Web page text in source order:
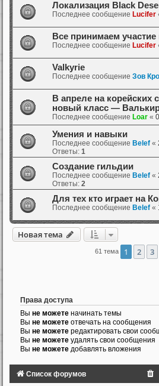
Локализация Black
Последнее сообщение Lucifer
Все принимаем
Последнее сообщение Lucifer
Valkyrie
Последнее сообщение Зов
В апреле на корейских
новый класс —
Последнее сообщение Loar «
Умения и навыки
Последнее сообщение Belef «
Ответы: 1
Создание гильдии
Последнее сообщение Belef «
Ответы: 2
Для тех кто играет на
Последнее сообщение Belef «
Новая тема
61 тема 1 2 3
Права доступа
Вы не можете начинать темы
Вы не можете отвечать на сообщения
Вы не можете редактировать свои
Вы не можете удалять свои сообщения
Вы не можете добавлять вложения
Список форумов